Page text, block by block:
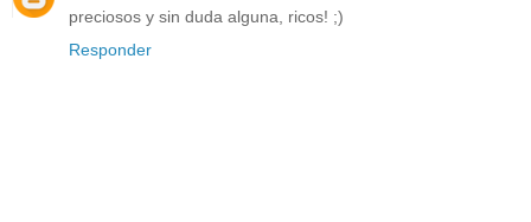
preciosos y sin duda alguna, ricos! ;)
Responder